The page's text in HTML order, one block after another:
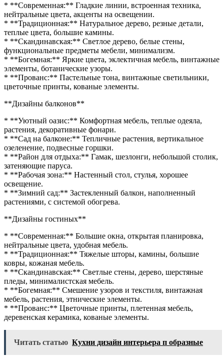
* **Современная:** Гладкие линии, встроенная техника,
нейтральные цвета, акценты на освещении.
* **Традиционная:** Натуральное дерево, резные детали,
теплые цвета, большие камины.
* **Скандинавская:** Светлое дерево, белые стены,
функциональные предметы мебели, минимализм.
* **Богемная:** Яркие цвета, эклектичная мебель, винтажные
элементы, ботанические узоры.
* **Прованс:** Пастельные тона, винтажные светильники,
цветочные принты, кованые элементы.
**Дизайны балконов**
* **Уютный оазис:** Комфортная мебель, теплые одеяла,
растения, декоративные фонари.
* **Сад на балконе:** Тепличные растения, вертикальное
озеленение, подвесные горшки.
* **Район для отдыха:** Гамак, шезлонги, небольшой столик,
затеняющие паруса.
* **Рабочая зона:** Настенный стол, стулья, хорошее
освещение.
* **Зимний сад:** Застекленный балкон, наполненный
растениями, с системой обогрева.
**Дизайны гостиных**
* **Современная:** Большие окна, открытая планировка,
нейтральные цвета, удобная мебель.
* **Традиционная:** Тяжелые шторы, камины, большие
ковры, кожаная мебель.
* **Скандинавская:** Светлые стены, дерево, шерстяные
пледы, минималистская мебель.
* **Богемная:** Смешение узоров и текстиля, винтажная
мебель, растения, этнические элементы.
* **Прованс:** Цветочные принты, плетенная мебель,
деревенская керамика, кованые элементы.
Читать статью Кухни дизайн интерьера п образные